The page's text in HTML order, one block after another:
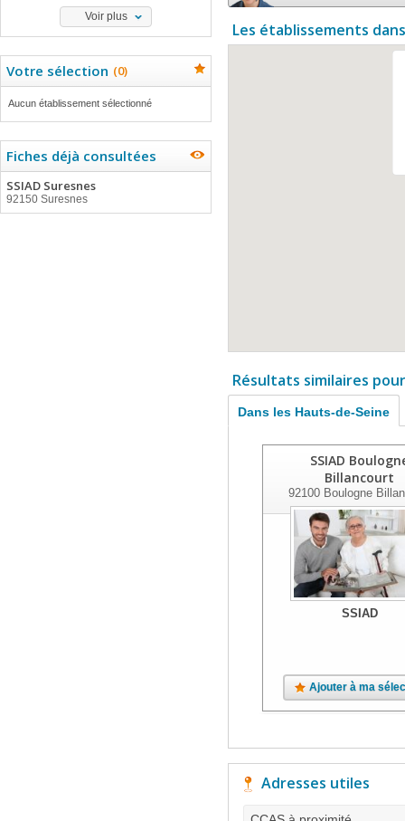
Voir plus
Votre sélection (0)
Aucun établissement sélectionné
Fiches déjà consultées
SSIAD Suresnes
92150 Suresnes
Les établissements
Résultats similaires
Dans les Hauts-de-Seine
SSIAD
Billancourt
92100Boulogne
SSIAD
Ajouter à ma
Adresses utiles